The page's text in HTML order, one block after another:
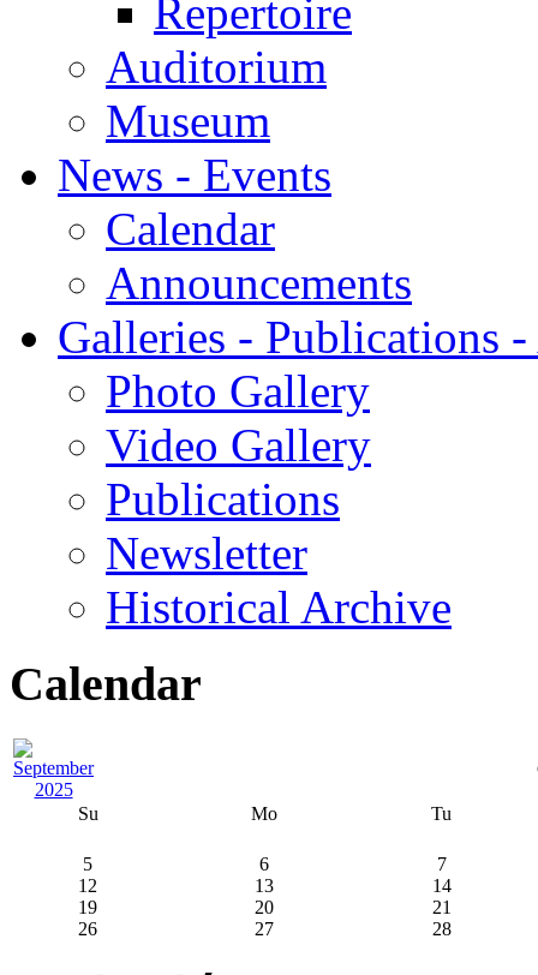
Repertoire
Auditorium
Museum
News - Events
Calendar
Announcements
Galleries - Publications
Photo Gallery
Video Gallery
Publications
Newsletter
Historical Archive
Calendar
Su Mo Tu
5 6
7
12
13
14
19
20
21
26
27 28